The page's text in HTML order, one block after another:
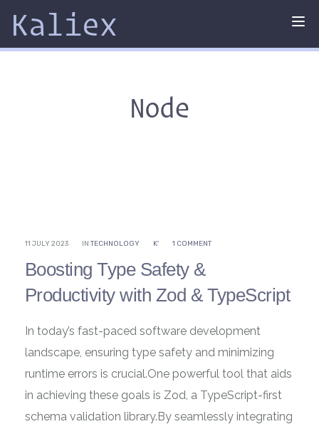
Kaliex
Node
11 JULY 2023 IN TECHNOLOGY K' 1 COMMENT
Boosting Type Safety &
Productivity with Zod & TypeScript
In today’s fast-paced software development
landscape, ensuring type safety and minimizing
runtime errors is crucial.One powerful tool that aids
in achieving these goals is Zod, a TypeScript-first
schema validation library.By seamlessly integrating